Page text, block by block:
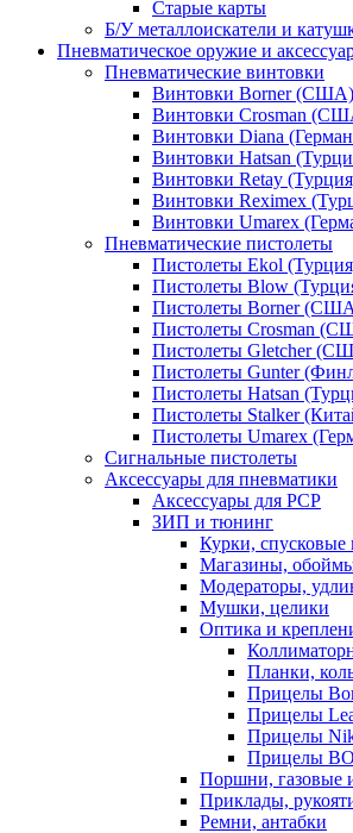
Старые карты
Б/У металлоискатели и
Пневматическое оружие и
Пневматические винтовки
Винтовки Borner (США)
Винтовки Crosman
Винтовки Diana
Винтовки Hatsan
Винтовки Retay
Винтовки Reximex
Винтовки Umarex
Пневматические пистолеты
Пистолеты Ekol
Пистолеты Blow
Пистолеты Borner
Пистолеты Crosman
Пистолеты Gletcher
Пистолеты Gunter
Пистолеты Hatsan
Пистолеты Stalker
Пистолеты Umarex
Сигнальные пистолеты
Аксессуары для пневматики
Аксессуары для PCP
ЗИП и тюнинг
Курки,
Магазины,
Модераторы,
Мушки, целики
Оптика и
Планки,
Прицелы
Прицелы
Прицелы
Прицелы
Поршни, газовые
Приклады,
Ремни, антабки